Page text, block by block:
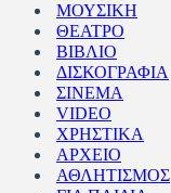
ΜΟΥΣΙΚΗ
ΘΕΑΤΡΟ
ΒΙΒΛΙΟ
ΔΙΣΚΟΓΡΑΦΙΑ
ΣΙΝΕΜΑ
VIDEO
ΧΡΗΣΤΙΚΑ
ΑΡΧΕΙΟ
ΑΘΛΗΤΙΣΜΟΣ